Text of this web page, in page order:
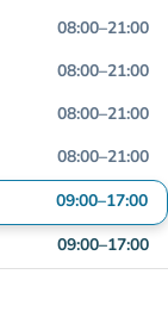
08:00–21:00
08:00–21:00
08:00–21:00
08:00–21:00
09:00–17:00
09:00–17:00